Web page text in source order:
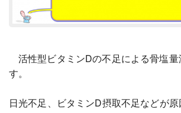
活性型ビタミンDの不足による骨塩
す。
日光不足、ビタミンD摂取不足などが